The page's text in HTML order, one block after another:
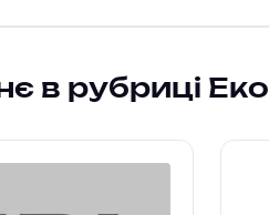
в рубриці